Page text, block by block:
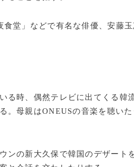
食堂」などで有名な俳優、安藤
る時、偶然テレビに出てくる韓
。母親はONEUSの音楽を聴い
ンの新大久保で韓国のデザート